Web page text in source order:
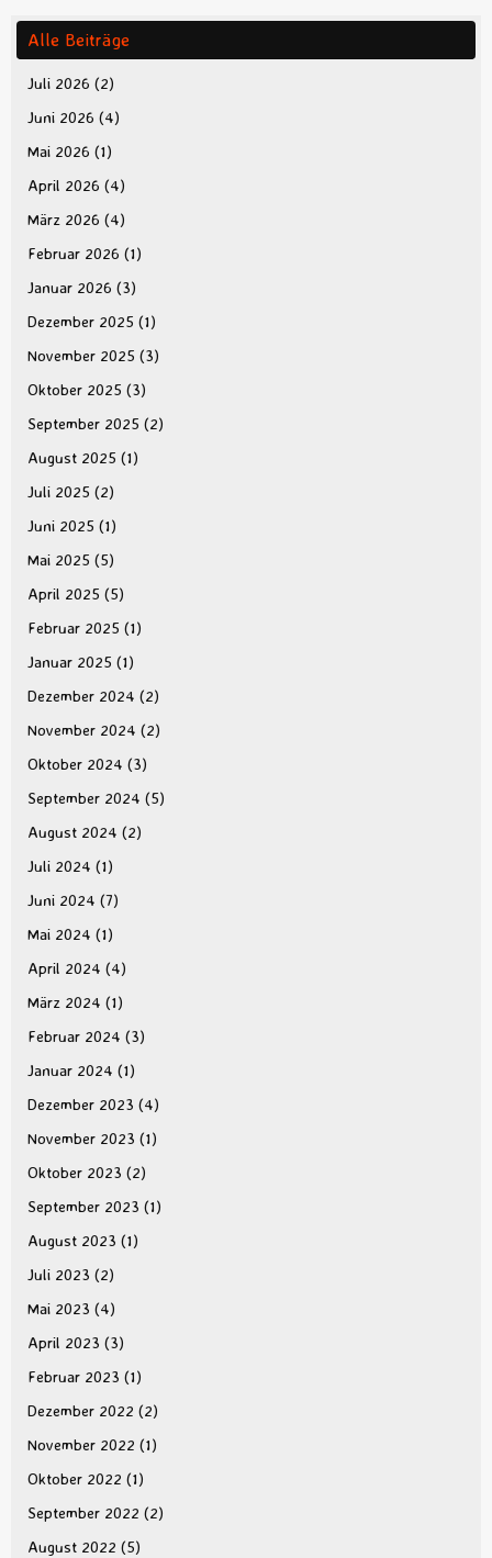
Alle Beiträge
Juli 2026 (2)
Juni 2026 (4)
Mai 2026 (1)
April 2026 (4)
März 2026 (4)
Februar 2026 (1)
Januar 2026 (3)
Dezember 2025 (1)
November 2025 (3)
Oktober 2025 (3)
September 2025 (2)
August 2025 (1)
Juli 2025 (2)
Juni 2025 (1)
Mai 2025 (5)
April 2025 (5)
Februar 2025 (1)
Januar 2025 (1)
Dezember 2024 (2)
November 2024 (2)
Oktober 2024 (3)
September 2024 (5)
August 2024 (2)
Juli 2024 (1)
Juni 2024 (7)
Mai 2024 (1)
April 2024 (4)
März 2024 (1)
Februar 2024 (3)
Januar 2024 (1)
Dezember 2023 (4)
November 2023 (1)
Oktober 2023 (2)
September 2023 (1)
August 2023 (1)
Juli 2023 (2)
Mai 2023 (4)
April 2023 (3)
Februar 2023 (1)
Dezember 2022 (2)
November 2022 (1)
Oktober 2022 (1)
September 2022 (2)
August 2022 (5)